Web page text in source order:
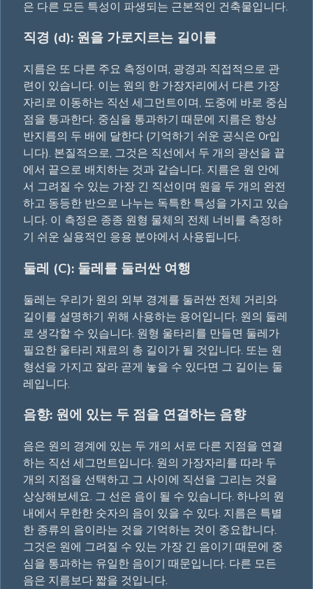
은 다른 모든 특성이 파생되는 근본적인 건축물입니다.
직경 (d): 원을 가로지르는 길이를
지름은 또 다른 주요 측정이며, 광경과 직접적으로 관
련이 있습니다. 이는 원의 한 가장자리에서 다른 가장
자리로 이동하는 직선 세그먼트이며, 도중에 바로 중심
점을 통과한다. 중심을 통과하기 때문에 지름은 항상
반지름의 두 배에 달한다 (기억하기 쉬운 공식은 0r입
니다). 본질적으로, 그것은 직선에서 두 개의 광선을 끝
에서 끝으로 배치하는 것과 같습니다. 지름은 원 안에
서 그려질 수 있는 가장 긴 직선이며 원을 두 개의 완전
하고 동등한 반으로 나누는 독특한 특성을 가지고 있습
니다. 이 측정은 종종 원형 물체의 전체 너비를 측정하
기 쉬운 실용적인 응용 분야에서 사용됩니다.
둘레 (C): 둘레를 둘러싼 여행
둘레는 우리가 원의 외부 경계를 둘러싼 전체 거리와
길이를 설명하기 위해 사용하는 용어입니다. 원의 둘레
로 생각할 수 있습니다. 원형 울타리를 만들면 둘레가
필요한 울타리 재료의 총 길이가 될 것입니다. 또는 원
형선을 가지고 잘라 곧게 놓을 수 있다면 그 길이는 둘
레입니다.
음향: 원에 있는 두 점을 연결하는 음향
음은 원의 경계에 있는 두 개의 서로 다른 지점을 연결
하는 직선 세그먼트입니다. 원의 가장자리를 따라 두
개의 지점을 선택하고 그 사이에 직선을 그리는 것을
상상해보세요. 그 선은 음이 될 수 있습니다. 하나의 원
내에서 무한한 숫자의 음이 있을 수 있다. 지름은 특별
한 종류의 음이라는 것을 기억하는 것이 중요합니다.
그것은 원에 그려질 수 있는 가장 긴 음이기 때문에 중
심을 통과하는 유일한 음이기 때문입니다. 다른 모든
음은 지름보다 짧을 것입니다.